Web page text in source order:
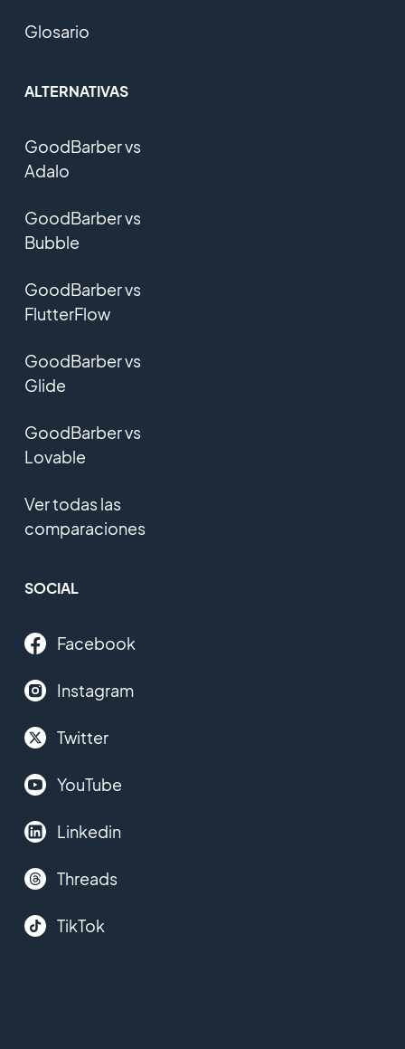
Glosario
ALTERNATIVAS
GoodBarber vs
Adalo
GoodBarber vs
Bubble
GoodBarber vs
FlutterFlow
GoodBarber vs
Glide
GoodBarber vs
Lovable
Ver todas las
comparaciones
SOCIAL
Facebook
Instagram
Twitter
YouTube
Linkedin
Threads
TikTok